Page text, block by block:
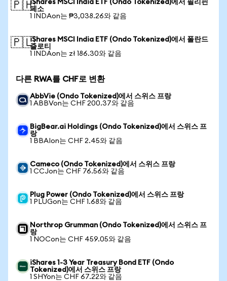
🇵🇭iShares MSCI India ETF (Ondo Tokenized)에서 필리핀
페소
1 INDAon는 ₱3,038.26와 같음
🇵🇱iShares MSCI India ETF (Ondo Tokenized)에서 폴란드
즐로티
1 INDAon는 zł 186.30와 같음
다른 RWA를 CHF로 변환
AbbVie (Ondo Tokenized)에서 스위스 프랑
1 ABBVon는 CHF 200.37와 같음
BigBear.ai Holdings (Ondo Tokenized)에서 스위스 프
랑
1 BBAIon는 CHF 2.45와 같음
Cameco (Ondo Tokenized)에서 스위스 프랑
1 CCJon는 CHF 76.56와 같음
Plug Power (Ondo Tokenized)에서 스위스 프랑
1 PLUGon는 CHF 1.68와 같음
Northrop Grumman (Ondo Tokenized)에서 스위스 프
랑
1 NOCon는 CHF 459.05와 같음
iShares 1-3 Year Treasury Bond ETF (Ondo
Tokenized)에서 스위스 프랑
1 SHYon는 CHF 67.22와 같음